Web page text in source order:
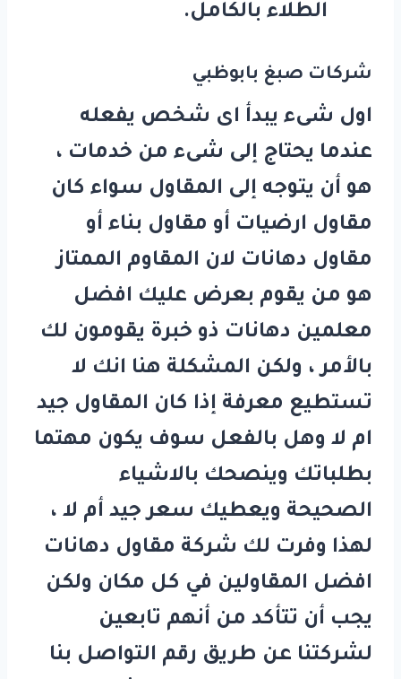
الطلاء بالكامل.
شركات صبغ بابوظبي
اول شىء يبدأ اى شخص يفعله
عندما يحتاج إلى شىء من خدمات ،
هو أن يتوجه إلى المقاول سواء كان
مقاول ارضيات أو مقاول بناء أو
مقاول دهانات لان المقاوم الممتاز
هو من يقوم بعرض عليك افضل
معلمين دهانات ذو خبرة يقومون لك
بالأمر ، ولكن المشكلة هنا انك لا
تستطيع معرفة إذا كان المقاول جيد
ام لا وهل بالفعل سوف يكون مهتما
بطلباتك وينصحك بالاشياء
الصحيحة ويعطيك سعر جيد أم لا ،
لهذا وفرت لك شركة مقاول دهانات
افضل المقاولين في كل مكان ولكن
يجب أن تتأكد من أنهم تابعين
لشركتنا عن طريق رقم التواصل بنا